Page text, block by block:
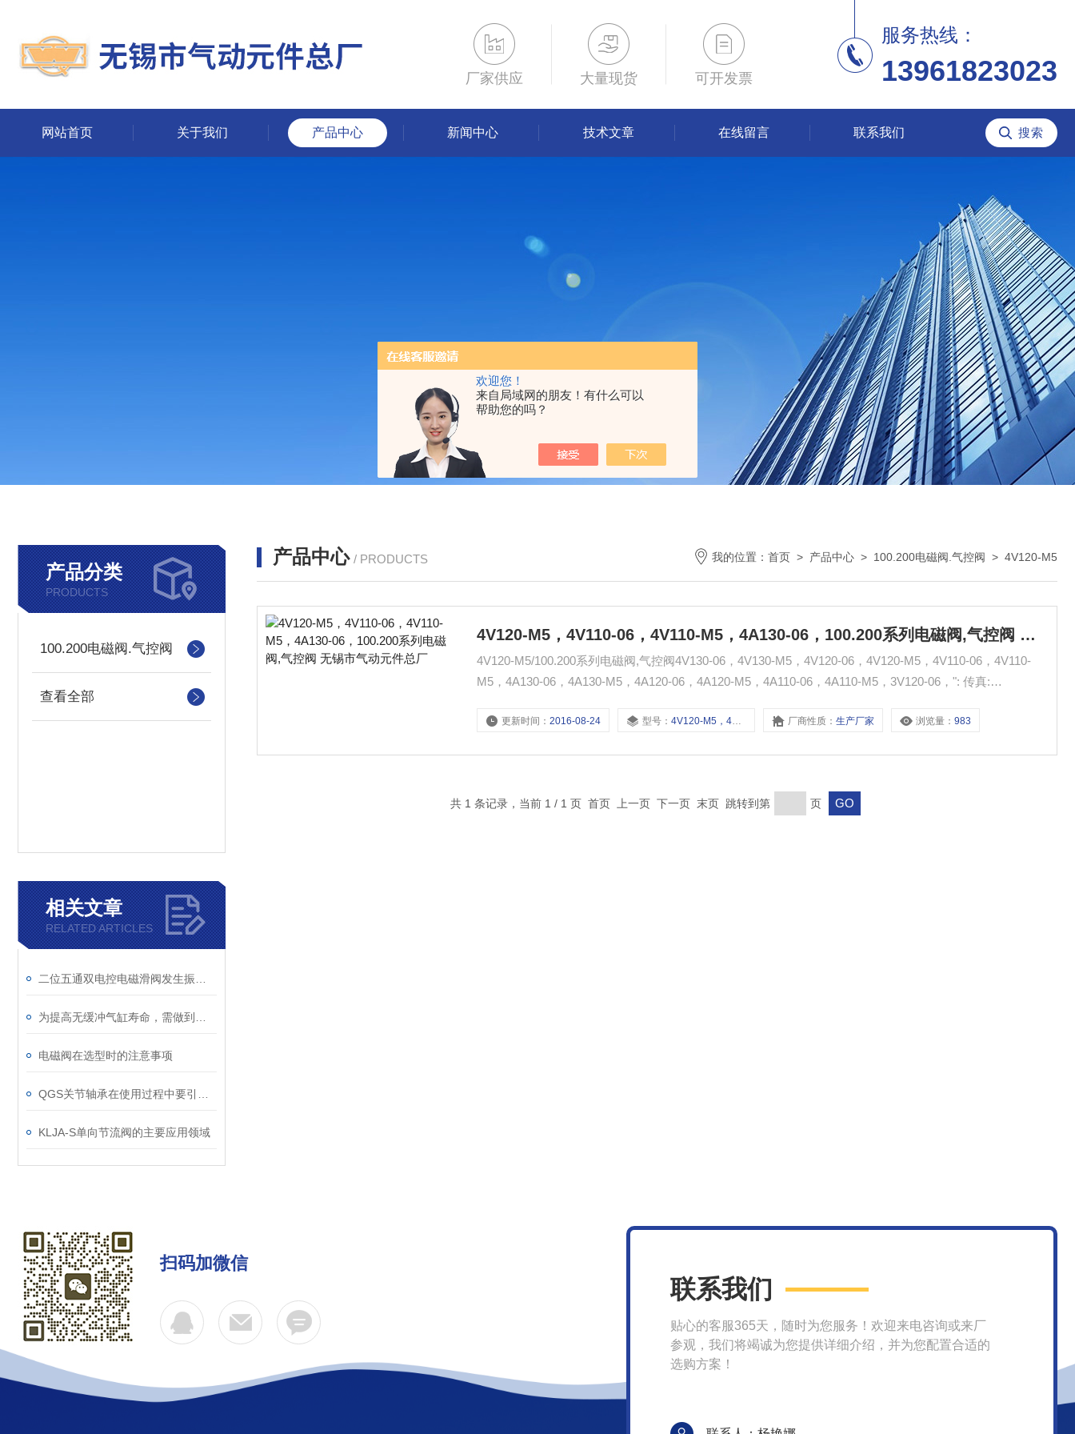
欢迎您！
来自局域网的朋友！有什么可以
帮助您的吗？
厂家供应 大量现货 可开发票
服务热线：
13961823023
网站首页 关于我们 产品中心 新闻中心 技术文章 在线留言 联系我们
产品分类
PRODUCTS
100.200电磁阀.气控阀
查看全部
相关文章
RELATED ARTICLES
电磁阀在选型时的注意事项
KLJA-S单向节流阀的主要应用领域
产品中心 / PRODUCTS 我的位置： 首页 > 产品中心 > 100.200电磁阀.气控阀 > 4V120-M5
4V120-M5，4V110-06，4V110-M5，4A130-06，100.200系列电磁阀,气控阀 无锡市气动元件总厂
4V120-M5/100.200系列电磁阀,气控阀4V130-06，4V130-M5，4V120-06，4V120-M5，4V110-06，4V110-
M5，4A130-06，4A130-M5，4A120-06，4A120-M5，4A110-06，4A110-M5，3V120-06，": 传真:
更新时间：2016-08-24 型号：4V120-M5，4V110-06，4V110-M5，4A130-06， 厂商性质：生产厂家 浏览量：983
共 1 条记录，当前 1 / 1 页 首页 上一页 下一页 末页 跳转到第 页
扫码加微信
联系我们
贴心的客服365天，随时为您服务！欢迎来电咨询或来厂
参观，我们将竭诚为您提供详细介绍，并为您配置合适的
选购方案！